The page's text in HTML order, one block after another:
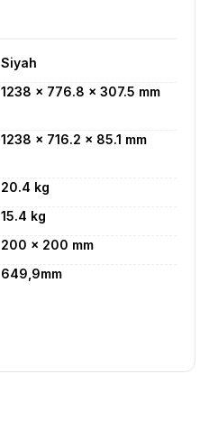
Siyah
1238 x 776.8 x 307.5 mm
1238 x 716.2 x 85.1 mm
20.4 kg
15.4 kg
200 x 200 mm
649,9mm